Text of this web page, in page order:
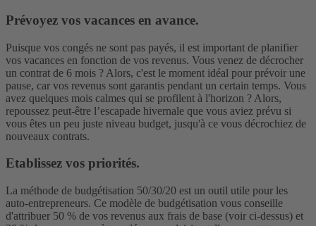
Prévoyez vos vacances en avance.
Puisque vos congés ne sont pas payés, il est important de planifier
vos vacances en fonction de vos revenus. Vous venez de décrocher
un contrat de 6 mois ? Alors, c'est le moment idéal pour prévoir une
pause, car vos revenus sont garantis pendant un certain temps. Vous
avez quelques mois calmes qui se profilent à l'horizon ? Alors,
repoussez peut-être l’escapade hivernale que vous aviez prévu si
vous êtes un peu juste niveau budget, jusqu'à ce vous décrochiez de
nouveaux contrats.
Etablissez vos priorités.
La méthode de budgétisation 50/30/20 est un outil utile pour les
auto-entrepreneurs. Ce modèle de budgétisation vous conseille
d'attribuer 50 % de vos revenus aux frais de base (voir ci-dessus) et